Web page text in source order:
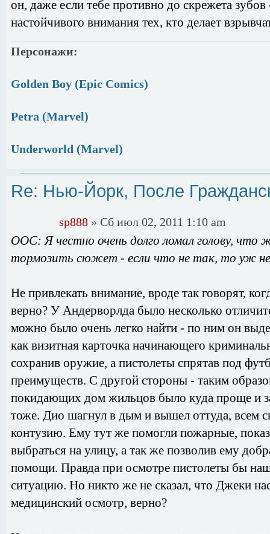
он, даже если тебе противно до скрежета
настойчивого внимания тех, кто делает
Персонажи:
Golden Boy (Epic Comics)
Petra (Marvel)
Underworld (Marvel)
Re: Нью-Йорк, После
sp888 » Сб июл 02, 2011 1:10 am
ООС: Я честно очень долго ломал голову, что
тормозить сюжет - если что не так, то уж не
Не привлекать внимание, вроде так говорят,
верно? У Андерворлда было несколько
можно было очень легко найти - по ним он
как визитная карточка начинающего
сохранив оружие, а пистолеты спрятав под
преимуществ. С другой стороны - таким
покидающих дом жильцов было куда проще и
тоже. Дио шагнул в дым и вышел оттуда, всем
контузию. Ему тут же помогли пожарные,
выбраться на улицу, а так же позволив ему
помощи. Правда при осмотре пистолеты бы
ситуацию. Но никто же не сказал, что Джеки
медицинский осмотр, верно?